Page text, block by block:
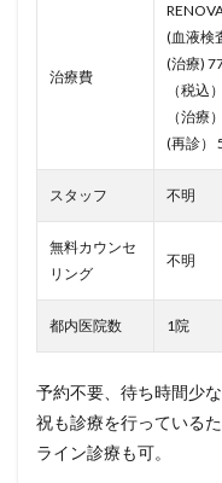
治療費
(血液検
(治療)
（税込
（治療
(再診）
スタッフ 不明
無料カウンセ
リング
不明
都内医院数 1院
予約不要、待ち時間少
祝も診療を行っている
ライン診療も可。